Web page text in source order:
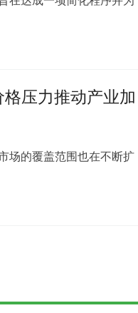
压力推动产业加
场的覆盖范围也在不断扩